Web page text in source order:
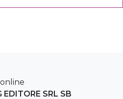
EDITORE SRL SB